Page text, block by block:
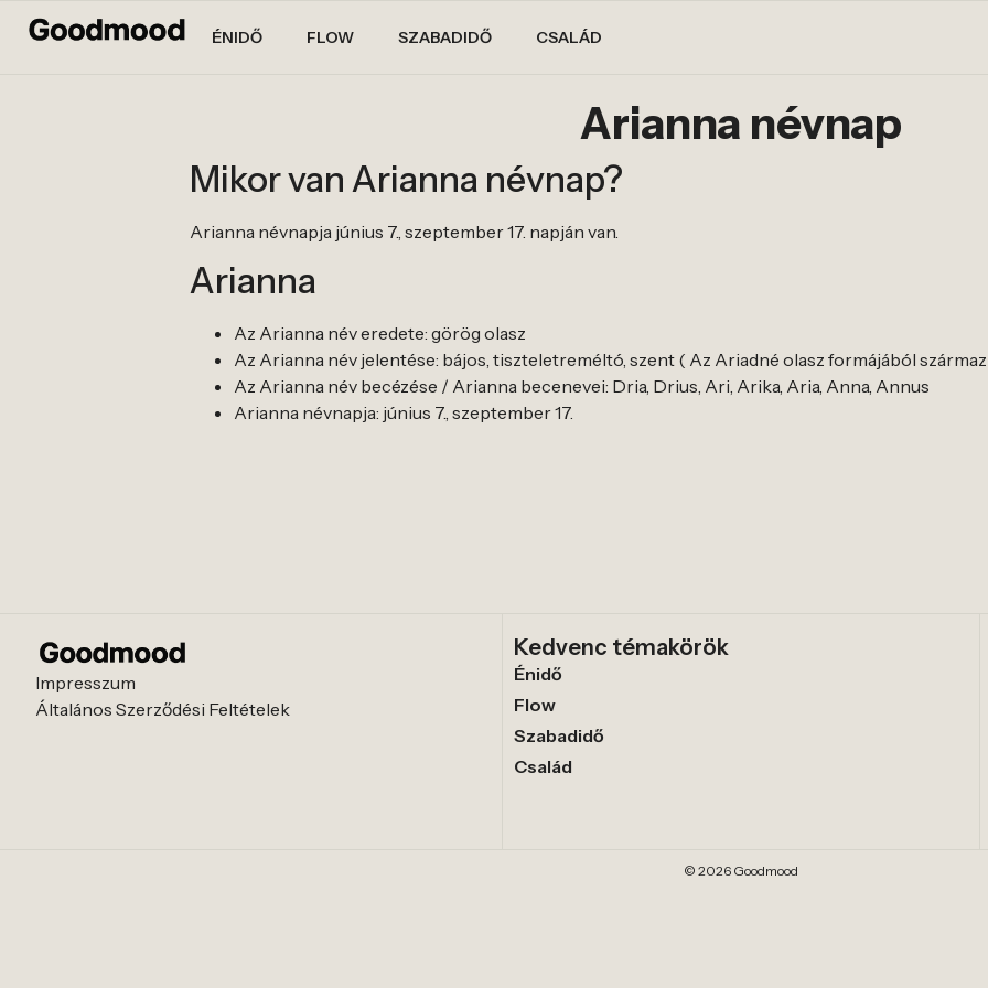
ÉNIDŐ FLOW SZABADIDŐ CSALÁD
Arianna névnap
Mikor van Arianna névnap?
Arianna névnapja június 7., szeptember 17. napján van.
Arianna
Az Arianna név eredete: görög olasz
Az Arianna név jelentése: bájos, tiszteletreméltó, szent ( Az Ariadné olasz formájából
Az Arianna név becézése / Arianna becenevei: Dria, Drius, Ari, Arika, Aria, Anna, Annus
Arianna névnapja: június 7., szeptember 17.
Impresszum
Általános Szerződési Feltételek
Kedvenc témakörök
Énidő
Flow
Szabadidő
Család
© 2026 Goodmood